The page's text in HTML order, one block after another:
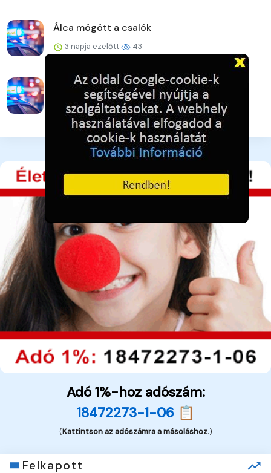
Álca mögött a csalók
3 napja ezelőtt 43
Perceken belül elfogták a rablót
Kiskunfélegyházán
3 napja ezelőtt 38
Adó 1%-hoz adószám:
18472273-1-06 📋
(Kattintson az adószámra a másoláshoz.)
Felkapott